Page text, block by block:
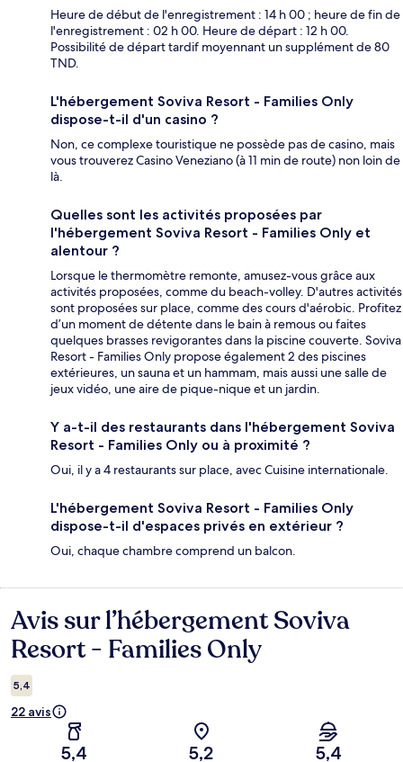
Heure de début de l'enregistrement : 14 h 00 ; heure de fin de
l'enregistrement : 02 h 00. Heure de départ : 12 h 00.
Possibilité de départ tardif moyennant un supplément de 80
TND.
L'hébergement Soviva Resort - Families Only
dispose-t-il d'un casino ?
Non, ce complexe touristique ne possède pas de casino, mais
vous trouverez Casino Veneziano (à 11 min de route) non loin de
là.
Quelles sont les activités proposées par
l'hébergement Soviva Resort - Families Only et
alentour ?
Lorsque le thermomètre remonte, amusez-vous grâce aux
activités proposées, comme du beach-volley. D'autres activités
sont proposées sur place, comme des cours d'aérobic. Profitez
d’un moment de détente dans le bain à remous ou faites
quelques brasses revigorantes dans la piscine couverte. Soviva
Resort - Families Only propose également 2 des piscines
extérieures, un sauna et un hammam, mais aussi une salle de
jeux vidéo, une aire de pique-nique et un jardin.
Y a-t-il des restaurants dans l'hébergement Soviva
Resort - Families Only ou à proximité ?
Oui, il y a 4 restaurants sur place, avec Cuisine internationale.
L'hébergement Soviva Resort - Families Only
dispose-t-il d'espaces privés en extérieur ?
Oui, chaque chambre comprend un balcon.
Avis
Avis sur l’hébergement Soviva
Resort - Families Only
5,4
22 avis
5,4 5,2 5,4